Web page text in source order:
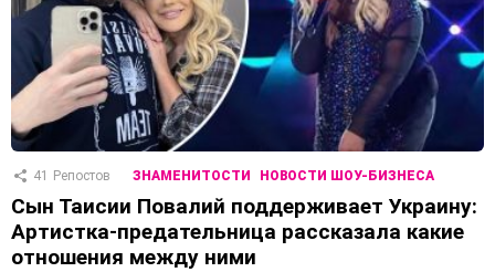
41 Репостов ЗНАМЕНИТОСТИ НОВОСТИ ШОУ-БИЗНЕСА
Сын Таисии Повалий поддерживает Украину:
Артистка-предательница рассказала какие
отношения между ними